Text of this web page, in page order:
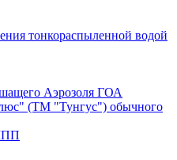
тонкораспыленной водой
Аэрозоля ГОА
(ТМ "Тунгус") обычного